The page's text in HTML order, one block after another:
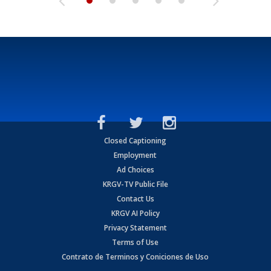
Closed Captioning
Employment
Ad Choices
KRGV-TV Public File
Contact Us
KRGV AI Policy
Privacy Statement
Terms of Use
Contrato de Terminos y Coniciones de Uso